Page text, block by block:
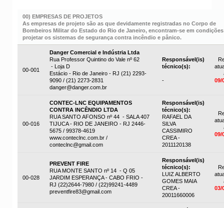
00) EMPRESAS DE PROJETOS
As empresas de projeto são as que devidamente registradas no Corpo de
Bombeiros Militar do Estado do Rio de Janeiro, encontram-se em
projetar os sistemas de segurança contra incêndio e pânico.
00-001
Danger Comercial e Indústria Ltda
Rua Professor Quintino do Vale nº 62
- Loja D
Estácio - Rio de Janeiro - RJ (21) 2293-
9090 / (21) 2273-2831
danger@danger.com.br
Responsável(is)
técnico(s):
-
09/
00-016
CONTEC-LNC EQUIPAMENTOS
CONTRA INCÊNDIO LTDA
RUA SANTO AFONSO nº 44 - SALA 407
TIJUCA - RIO DE JANEIRO - RJ 2446-
5675 / 99378-4619
www.conteclnc.com.br /
conteclnc@gmail.com
Responsável(is)
técnico(s):
RAFAEL DA
SILVA
CASSIMIRO
CREA -
2011120138
09/
00-028
PREVENT FIRE
RUA MONTE SANTO nº 14 - Q 05
JARDIM ESPERANÇA - CABO FRIO -
RJ (22)2644-7980 / (22)99241-4489
preventfire83@gmail.com
Responsável(is)
técnico(s):
LUIZ ALBERTO
GOMES MAIA
CREA -
20011660006
03/